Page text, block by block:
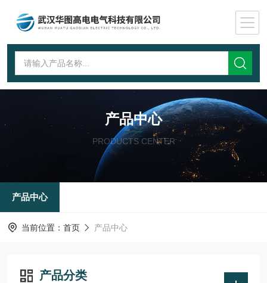
产品中心
PRODUCTS CENTER
产品中心
当前位置： 首页 产品中心
产品分类